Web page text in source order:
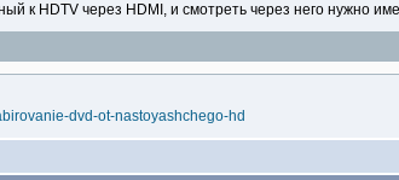
к HDTV через HDMI, и смотреть через него нужно
dvd-ot-nastoyashchego-hd